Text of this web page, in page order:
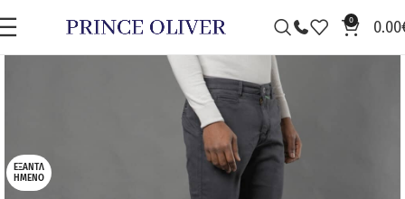
0 0.00
ΕΞΑΝΤΛ
ΗΜΈΝΟ